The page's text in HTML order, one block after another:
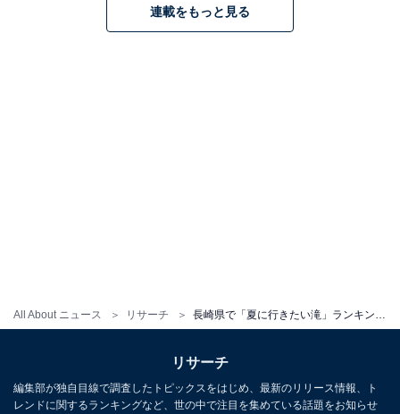
All About ニュース リサーチ 長崎県で「夏に行きたい滝」ランキング！ 2位「つがね落しの滝」を6票差で抑えた1位は？【2025年調査】
連載をもっと見る
リサーチ
編集部が独自目線で調査したトピックスをはじめ、最新のリリース情報、ト
レンドに関するランキングなど、世の中で注目を集めている話題をお知らせ